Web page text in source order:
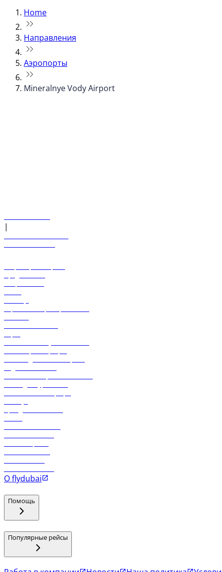
Home
Направления
Аэропорты
Mineralnye Vody Airport
|
О flydubai
Помощь
Популярные рейсы